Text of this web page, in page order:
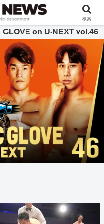
ビート] 公式サイト
on U-NEXT vol.46
検索